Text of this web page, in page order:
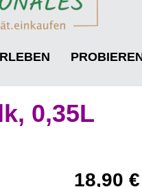
0,35L
Regulärer
18,90 €